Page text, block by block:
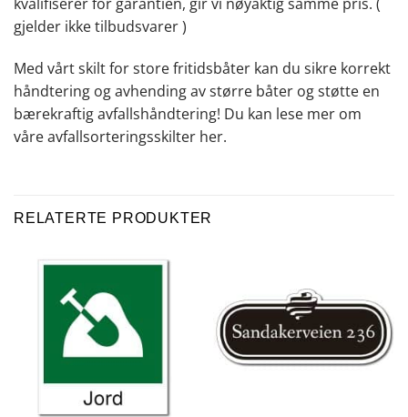
kvalifiserer for garantien, gir vi nøyaktig samme pris. (
gjelder ikke tilbudsvarer )
Med vårt skilt for store fritidsbåter kan du sikre korrekt
håndtering og avhending av større båter og støtte en
bærekraftig avfallshåndtering! Du kan lese mer om
våre avfallsorteringsskilter her.
RELATERTE PRODUKTER